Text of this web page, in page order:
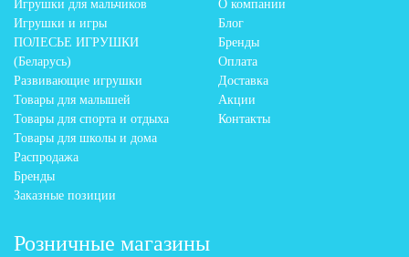
Игрушки для мальчиков
Игрушки и игры
ПОЛЕСЬЕ ИГРУШКИ
(Беларусь)
Развивающие игрушки
Товары для малышей
Товары для спорта и отдыха
Товары для школы и дома
Распродажа
Бренды
Заказные позиции
О компании
Блог
Бренды
Оплата
Доставка
Акции
Контакты
Розничные магазины